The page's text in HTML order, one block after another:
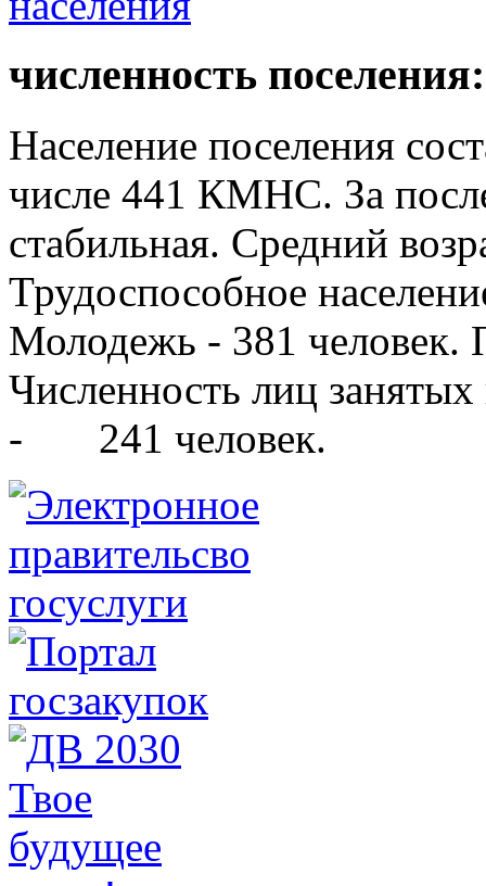
численность поселения:
Население поселения
числе 441 КМНС. За
стабильная. Средний
Трудоспособное
Молодежь - 381 человек.
Численность лиц
- 241 человек.